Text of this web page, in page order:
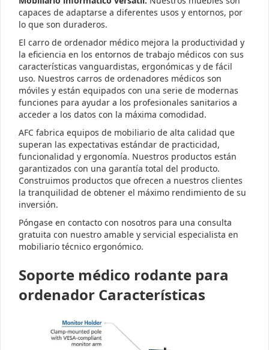
capaces de adaptarse a diferentes usos y entornos, por
lo que son duraderos.
El carro de ordenador médico mejora la productividad y
la eficiencia en los entornos de trabajo médicos con sus
características vanguardistas, ergonómicas y de fácil
uso. Nuestros carros de ordenadores médicos son
móviles y están equipados con una serie de modernas
funciones para ayudar a los profesionales sanitarios a
acceder a los datos con la máxima comodidad.
AFC fabrica equipos de mobiliario de alta calidad que
superan las expectativas estándar de practicidad,
funcionalidad y ergonomía. Nuestros productos están
garantizados con una garantía total del producto.
Construimos productos que ofrecen a nuestros clientes
la tranquilidad de obtener el máximo rendimiento de su
inversión.
Póngase en contacto con nosotros para una consulta
gratuita con nuestro amable y servicial especialista en
mobiliario técnico ergonómico.
Soporte médico rodante para
ordenador Características